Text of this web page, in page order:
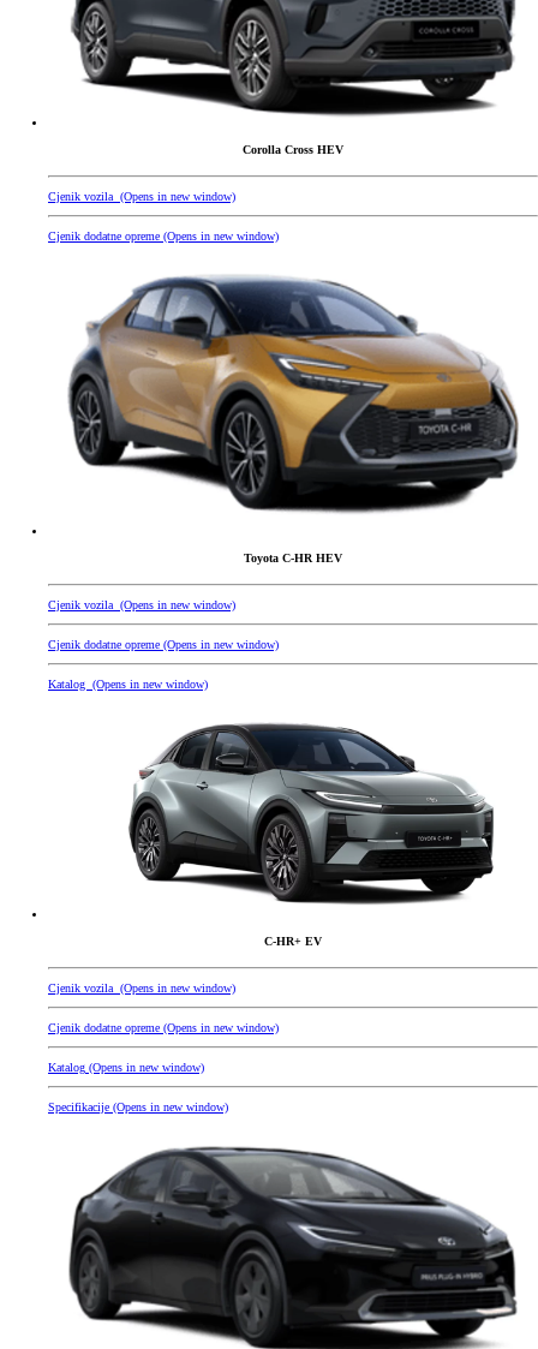
Corolla Cross HEV
Cjenik vozila (Opens in new window)
Cjenik dodatne opreme (Opens in new window)
Toyota C-HR HEV
Cjenik vozila (Opens in new window)
Cjenik dodatne opreme (Opens in new window)
Katalog (Opens in new window)
C-HR+ EV
Cjenik vozila (Opens in new window)
Cjenik dodatne opreme (Opens in new window)
Katalog (Opens in new window)
Specifikacije (Opens in new window)